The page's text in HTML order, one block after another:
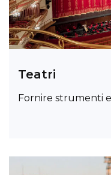
Teatri
Fornire strumenti